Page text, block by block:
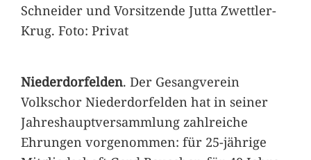
Schneider und Vorsitzende Jutta Zwettler-
Krug. Foto: Privat
Niederdorfelden. Der Gesangverein
Volkschor Niederdorfelden hat in seiner
Jahreshauptversammlung zahlreiche
Ehrungen vorgenommen: für 25-jährige